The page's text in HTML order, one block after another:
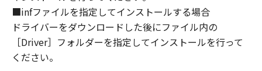
定は、本契約書の終了後も効力を有します。
９．U.S. GOVERNMENT RESTRICTED RIGHTS
NOTICE
“米国政府エンドユーザー”とは、米国政府の機
■infファイルを指定してインストールする場合
ドライバーをダウンロードした後にファイル内の
［Driver］フォルダーを指定してインストールを行って
ください。